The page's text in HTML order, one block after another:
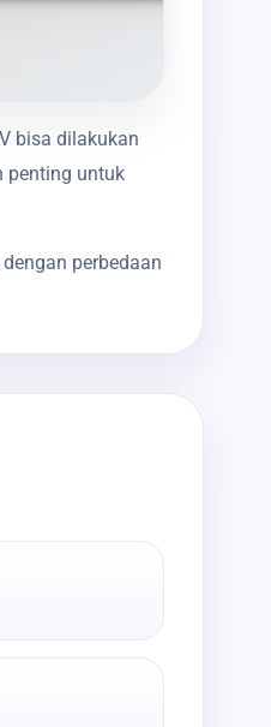
bisa dilakukan
penting untuk
perbedaan